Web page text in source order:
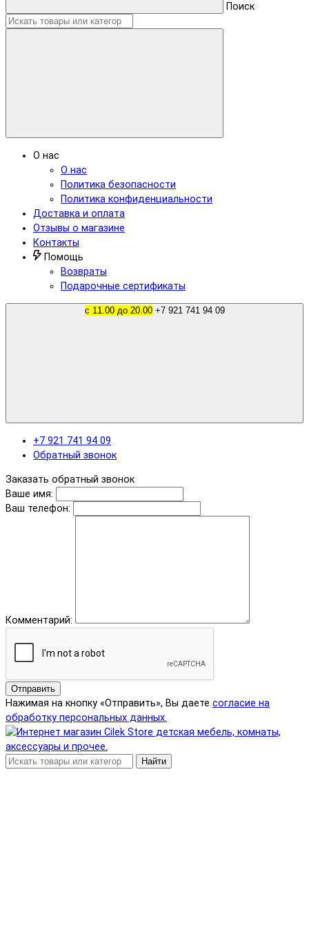
Поиск
О нас
О нас
Политика безопасности
Политика конфиденциальности
Доставка и оплата
Отзывы о магазине
Контакты
Помощь
Возвраты
Подарочные сертификаты
с 11.00 до 20.00 +7 921 741 94 09
+7 921 741 94 09
Обратный звонок
Заказать обратный звонок
Ваше имя:
Ваш телефон:
Комментарий:
Отправить
Нажимая на кнопку «Отправить», Вы даете согласие на
обработку персональных данных.
Найти